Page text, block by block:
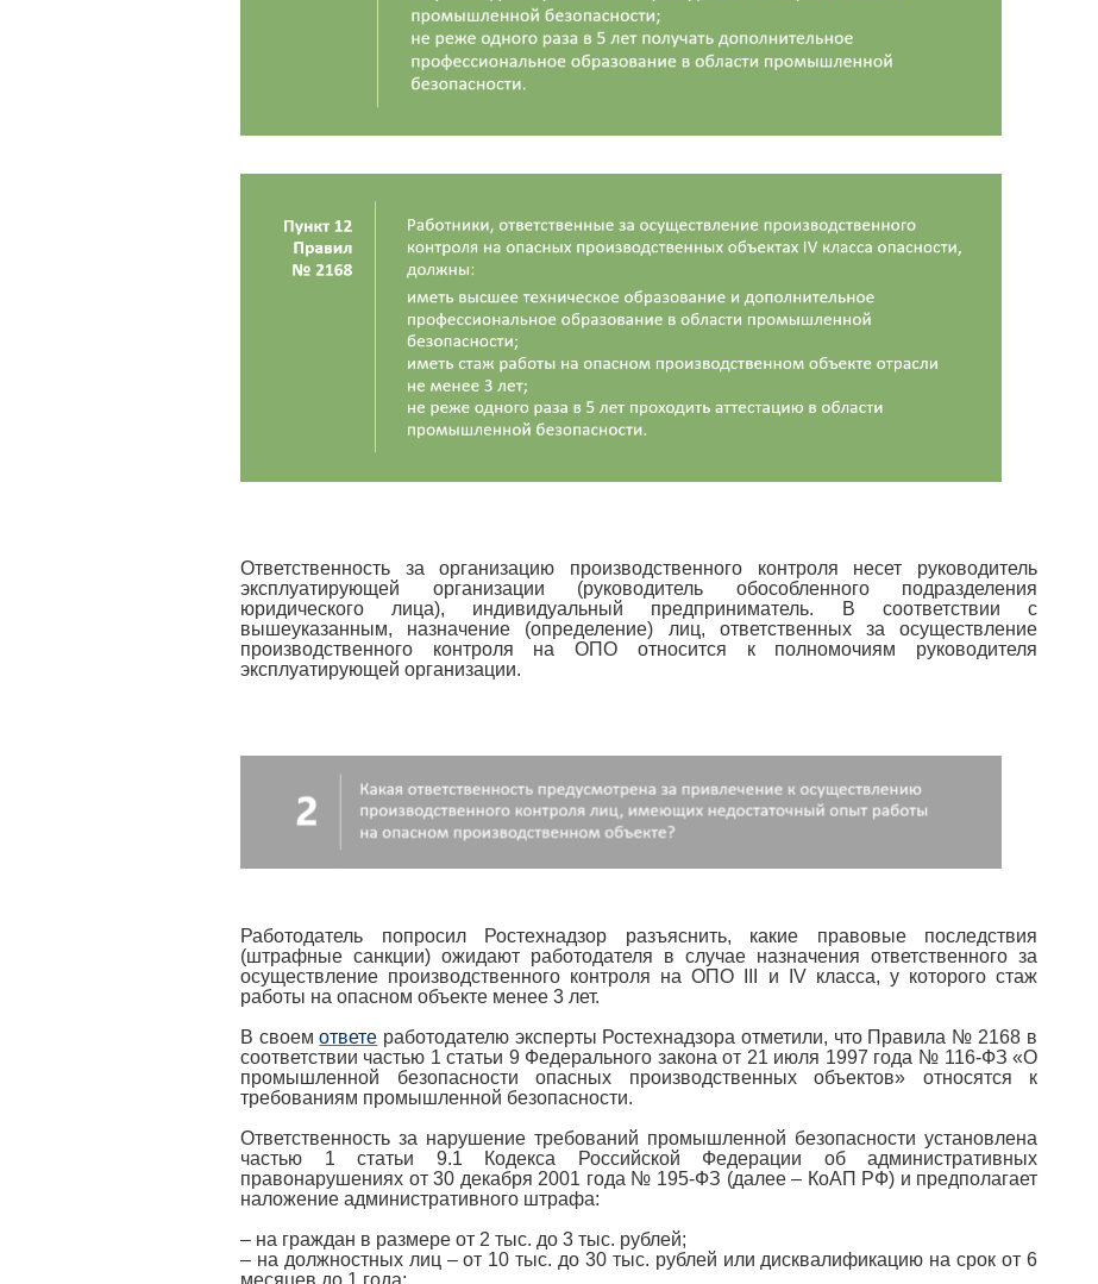
Ответственность за организацию производственного контроля несет руководитель
эксплуатирующей организации (руководитель обособленного подразделения
юридического лица), индивидуальный предприниматель. В соответствии с
вышеуказанным, назначение (определение) лиц, ответственных за осуществление
производственного контроля на ОПО относится к полномочиям руководителя
эксплуатирующей организации.
Работодатель попросил Ростехнадзор разъяснить, какие правовые последствия
(штрафные санкции) ожидают работодателя в случае назначения ответственного за
осуществление производственного контроля на ОПО III и IV класса, у которого стаж
работы на опасном объекте менее 3 лет.
В своемответе работодателю эксперты Ростехнадзора отметили, что Правила № 2168 в
соответствии частью 1 статьи 9 Федерального закона от 21 июля 1997 года № 116-ФЗ «О
промышленной безопасности опасных производственных объектов» относятся к
требованиям промышленной безопасности.
Ответственность за нарушение требований промышленной безопасности установлена
частью 1 статьи 9.1 Кодекса Российской Федерации об административных
правонарушениях от 30 декабря 2001 года № 195-ФЗ (далее – КоАП РФ) и предполагает
наложение административного штрафа:
– на граждан в размере от 2 тыс. до 3 тыс. рублей;
– на должностных лиц – от 10 тыс. до 30 тыс. рублей или дисквалификацию на срок от 6